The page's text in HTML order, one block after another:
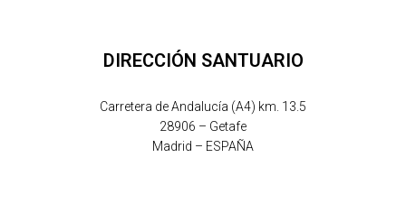
DIRECCIÓN SANTUARIO
Carretera de Andalucía (A4) km. 13.5
28906 – Getafe
Madrid – ESPAÑA